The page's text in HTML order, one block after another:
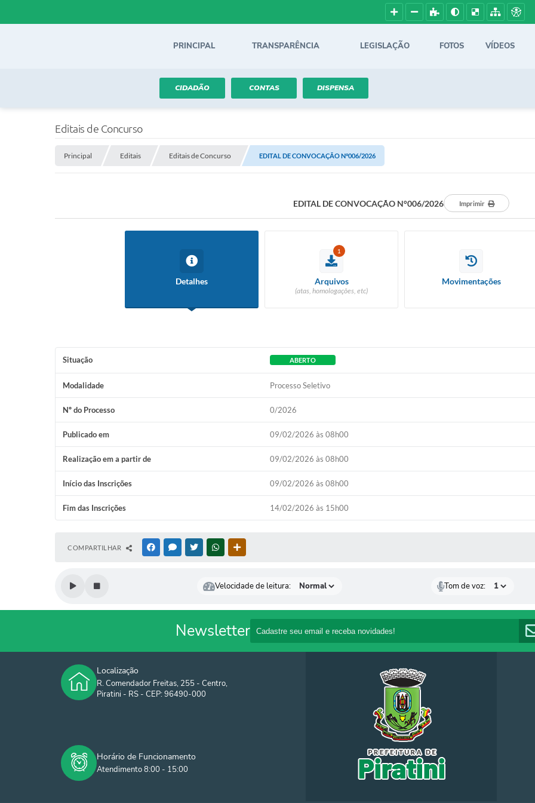
PRINCIPAL TRANSPARÊNCIA LEGISLAÇÃO FOTOS VÍDEOS
CIDADÃO CONTAS DISPENSA
Editais de Concurso
Principal Editais Editais de Concurso EDITAL DE CONVOCAÇÃO N°006/2026
EDITAL DE CONVOCAÇÃO N°006/2026 Imprimir
Detalhes
1
Arquivos
(atas, homologações, etc)
Movimentações
Situação ABERTO
Modalidade Processo Seletivo
Nº do Processo 0/2026
Publicado em 09/02/2026 às 08h00
Realização em a partir de 09/02/2026 às 08h00
Início das Inscrições 09/02/2026 às 08h00
Fim das Inscrições 14/02/2026 às 15h00
COMPARTILHAR FACEBOOKMESSENGER
TWITTERWHATSAPP
Velocidade de leitura: Tom de voz:
Newsletter
Localização
R. Comendador Freitas, 255 - Centro,
Piratini - RS - CEP: 96490-000
Horário de Funcionamento
Atendimento 8:00 - 15:00